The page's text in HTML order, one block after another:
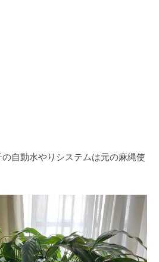
自動水やりシステムは元の麻縄使